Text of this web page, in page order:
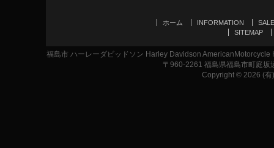
ホーム INFORMATION
SALE
SITEMAP
福島市 ハーレーダビッドソン Harley Davidson
〒960-2261 福島県福島市町庭
Copyright © 2026 (有